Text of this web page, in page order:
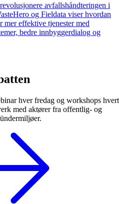
avfallshåndteringen i
og Fieldata viser hvordan
mer effektive tjenester med
bedre innbyggerdialog og
hver fredag og workshops hvert
med aktører fra offentlig- og